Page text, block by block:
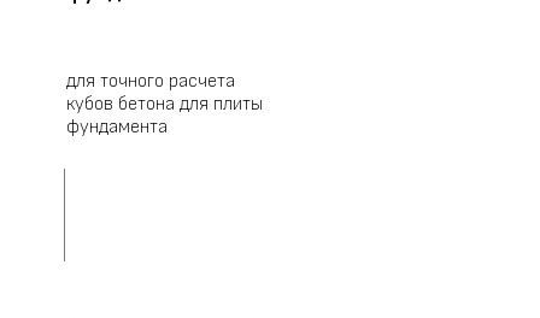
для точного расчета
кубов бетона для плиты
фундамента